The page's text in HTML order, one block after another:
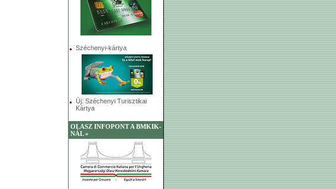
Széchenyi-kártya
Új: Széchenyi Turisztikai
Kártya
OLASZ INFOPONT A BMKIK-
NÁL »